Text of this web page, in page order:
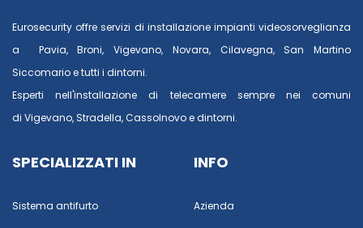
Eurosecurity offre servizi di installazione impianti videosorveglianza
a
Pavia,Broni, Vigevano, Novara, Cilavegna, San Martino
Siccomarioe tutti i dintorni.
Esperti nell'installazione di telecamere sempre nei comuni
di Vigevano, Stradella,Cassolnovoe dintorni.
SPECIALIZZATI IN
Sistema antifurto
INFO
Azienda